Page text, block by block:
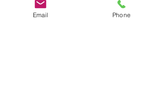
(Ministro di Guerra). Vollemeier
Email Phone